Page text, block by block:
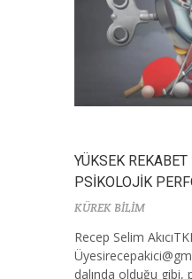
YÜKSEK
PSİKOLOJİK
KÜREK BİLİM
Recep Selim
Ü
dalında olduğu gibi,